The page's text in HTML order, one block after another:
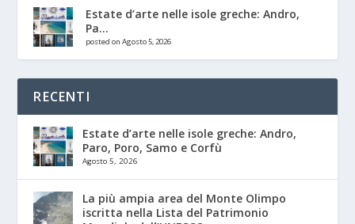
Estate d’arte nelle isole greche: Andro,
Pa...
posted on Agosto 5, 2026
RECENTI
Estate d’arte nelle isole greche: Andro,
Paro, Poro, Samo e Corfù
Agosto 5, 2026
La più ampia area del Monte Olimpo
iscritta nella Lista del Patrimonio